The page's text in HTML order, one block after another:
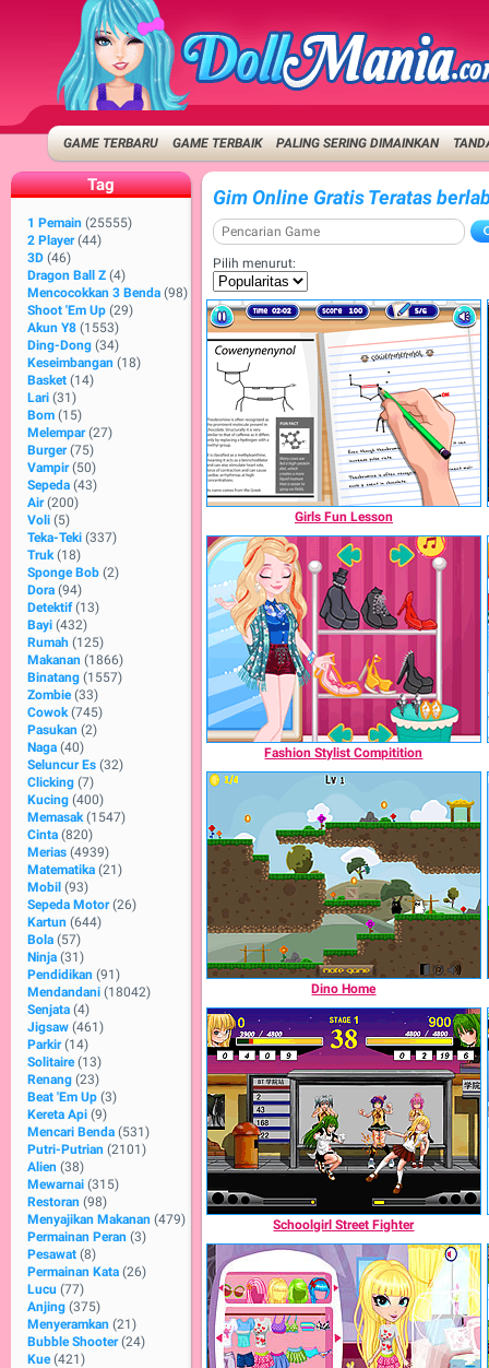
GAME TERBARU GAME TERBAIK PALING SERING DIMAINKAN
Tag
1 Pemain (25555)
2 Player (44)
3D (46)
Dragon Ball Z (4)
Mencocokkan 3 Benda (98)
Shoot 'Em Up (29)
Akun Y8 (1553)
Ding-Dong (34)
Keseimbangan (18)
Basket (14)
Lari (31)
Bom (15)
Melempar (27)
Burger (75)
Vampir (50)
Sepeda (43)
Air (200)
Voli (5)
Teka-Teki (337)
Truk (18)
Sponge Bob (2)
Dora (94)
Detektif (13)
Bayi (432)
Rumah (125)
Makanan (1866)
Binatang (1557)
Zombie (33)
Cowok (745)
Pasukan (2)
Naga (40)
Seluncur Es (32)
Clicking (7)
Kucing (400)
Memasak (1547)
Cinta (820)
Merias (4939)
Matematika (21)
Mobil (93)
Sepeda Motor (26)
Kartun (644)
Bola (57)
Ninja (31)
Pendidikan (91)
Mendandani (18042)
Senjata (4)
Jigsaw (461)
Parkir (14)
Solitaire (13)
Renang (23)
Beat 'Em Up (3)
Kereta Api (9)
Mencari Benda (531)
Putri-Putrian (2101)
Alien (38)
Mewarnai (315)
Restoran (98)
Menyajikan Makanan (479)
Permainan Peran (3)
Pesawat (8)
Permainan Kata (26)
Lucu (77)
Anjing (375)
Menyeramkan (21)
Bubble Shooter (24)
Kue (421)
Gim Online Gratis Teratas
Pilih menurut:
Girls Fun Lesson
Fashion Stylist Compitition
Dino Home
Schoolgirl Street Fighter